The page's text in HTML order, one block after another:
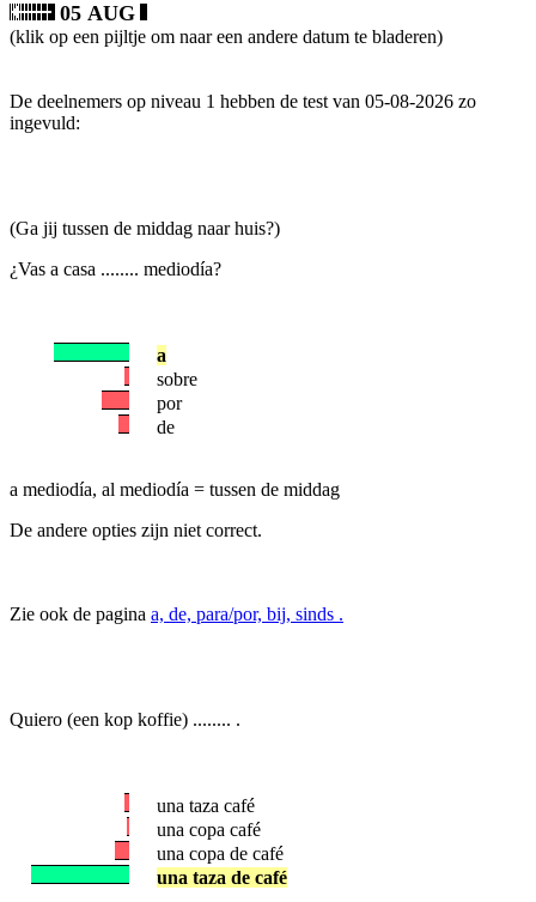
05 AUG
(klik op een pijltje om naar een andere datum te bladeren)
De deelnemers op niveau 1 hebben de test van 05-08-2026 zo
ingevuld:
(Ga jij tussen de middag naar huis?)
¿Vas a casa ........ mediodía?
a
sobre
por
de
a mediodía, al mediodía = tussen de middag
De andere opties zijn niet correct.
Zie ook de pagina a, de, para/por, bij, sinds .
Quiero (een kop koffie) ........ .
una taza café
una copa café
una copa de café
una taza de café